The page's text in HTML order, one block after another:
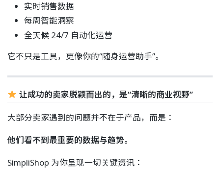
实时销售数据
每周智能洞察
全天候 24/7 自动化运营
它不只是工具，更像你的“随身运营助手”。
让成功的卖家脱颖而出的，是“清晰的商业视野”
大部分卖家遇到的问题并不在于产品，而是：
他们看不到最重要的数据与趋势。
SimpliShop 为你呈现一切关键资讯：